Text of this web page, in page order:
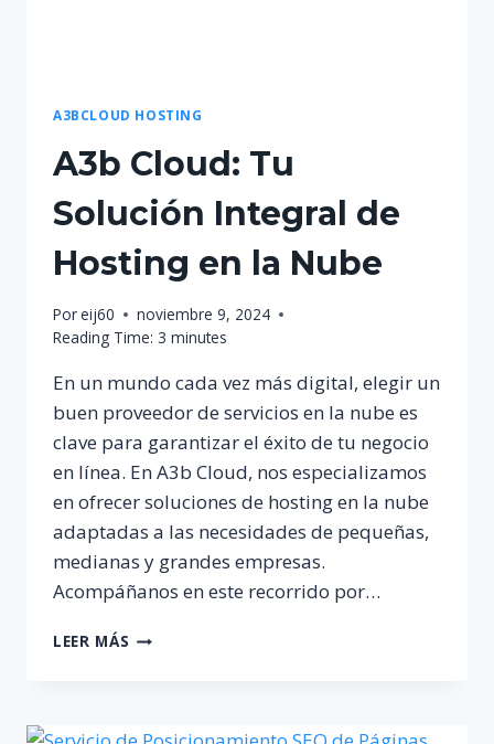
A3BCLOUD HOSTING
A3b Cloud: Tu
Solución Integral de
Hosting en la Nube
Poreij60
noviembre 9, 2024
Reading Time: 3 minutes
En un mundo cada vez más digital, elegir un
buen proveedor de servicios en la nube es
clave para garantizar el éxito de tu negocio
en línea. En A3b Cloud, nos especializamos
en ofrecer soluciones de hosting en la nube
adaptadas a las necesidades de pequeñas,
medianas y grandes empresas.
Acompáñanos en este recorrido por…
LEER MÁS A3B